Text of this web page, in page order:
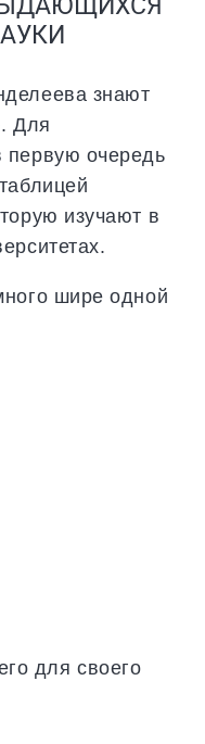
знают
Для
очередь
изучают в
шире одной
для своего